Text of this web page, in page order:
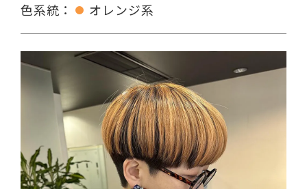
色系統：
オレンジ系